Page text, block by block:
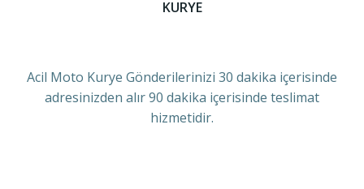
KURYE
Acil Moto Kurye Gönderilerinizi 30 dakika içerisinde
adresinizden alır 90 dakika içerisinde teslimat
hizmetidir.